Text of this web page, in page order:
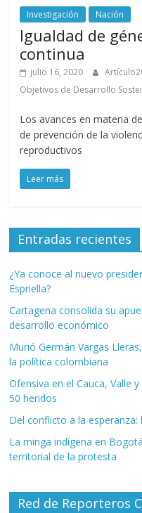
Investigación Nación
Igualdad de
continua
julio 16, 2020
Objetivos de Desarrollo
Los avances en materia
de prevención de la
reproductivos
Leer más
Entradas recientes
¿Ya conoce al nuevo
Espriella?
Cartagena consolida su
desarrollo económico
Murió Germán Vargas
la política colombiana
Ofensiva en el Cauca, Valle
50 heridos
Del conflicto a la
La minga indígena en
territorial de la protesta
Red de Reporteros